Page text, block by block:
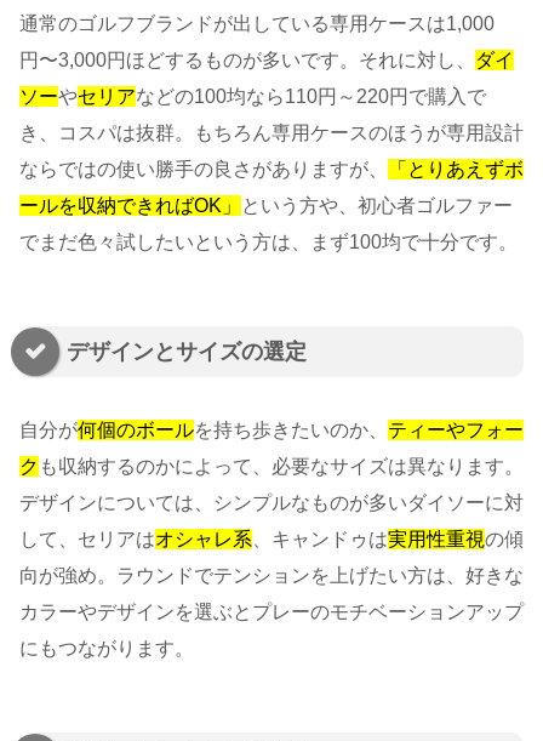
通常のゴルフブランドが出している専用ケースは1,000
円〜3,000円ほどするものが多いです。それに対し、
ダイ
ソーやセリアなどの100均なら110円～220円で購入で
き、コスパは抜群。もちろん専用ケースのほうが専用設計
ならではの使い勝手の良さがありますが、
「とりあえずボ
ールを収納できればOK」
という方や、初心者ゴルファー
でまだ色々試したいという方は、まず100均で十分です。
デザインとサイズの選定
自分が何個のボールを持ち歩きたいのか、 ティーやフォー
ク も収納するのかによって、必要なサイズは異なります。
デザインについては、シンプルなものが多いダイソーに対
して、セリアはオシャレ系 、キャンドゥは実用性重視の傾
向が強め。ラウンドでテンションを上げたい方は、好きな
カラーやデザインを選ぶとプレーのモチベーションアップ
にもつながります。